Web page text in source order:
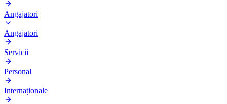
Angajatori
Angajatori
Servicii
Personal
Internaționale